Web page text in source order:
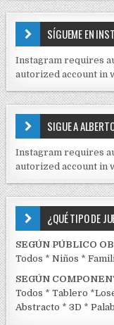
T
I
D
S
E
J
C
K
SÍGUEME EN
Instagram requires
autorized account in
SIGUE A
Instagram requires
autorized account in
¿QUÉ TIPO DE
SEGÚN PÚBLICO
Todos *Niños *
SEGÚN
Todos *Tablero *
Abstracto *3D *